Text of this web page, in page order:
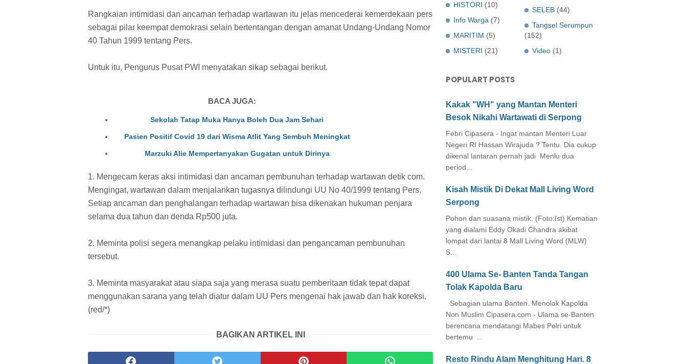
Rangkaian intimidasi dan ancaman terhadap wartawan itu jelas mencederai kemerdekaan pers
sebagai pilar keempat demokrasi selain bertentangan dengan amanat Undang-Undang Nomor
40 Tahun 1999 tentang Pers.
Untuk itu, Pengurus Pusat PWI menyatakan sikap sebagai berikut.
BACA JUGA:
Sekolah Tatap Muka Hanya Boleh Dua Jam Sehari
Pasien Positif Covid 19 dari Wisma Atlit Yang Sembuh Meningkat
Marzuki Alie Mempertanyakan Gugatan untuk Dirinya
1. Mengecam keras aksi intimidasi dan ancaman pembunuhan terhadap wartawan detik com.
Mengingat, wartawan dalam menjalankan tugasnya dilindungi UU No 40/1999 tentang Pers.
Setiap ancaman dan penghalangan terhadap wartawan bisa dikenakan hukuman penjara
selama dua tahun dan denda Rp500 juta.
2. Meminta polisi segera menangkap pelaku intimidasi dan pengancaman pembunuhan
tersebut.
3. Meminta masyarakat atau siapa saja yang merasa suatu pemberitaan tidak tepat dapat
menggunakan sarana yang telah diatur dalam UU Pers mengenai hak jawab dan hak koreksi.
(red/*)
BAGIKAN ARTIKEL INI
HISTORI (10)
Info Warga (7)
MARITIM (5)
MISTERI (21)
SELEB (44)
Tangsel Serumpun
(152)
Video (1)
POPULART POSTS
Kakak "WH" yang Mantan Menteri
Besok Nikahi Wartawati di Serpong
Febri Cipasera - Ingat mantan Menteri Luar
Negeri RI Hassan Wirajuda ? Tentu. Dia cukup
dikenal lantaran pernah jadi Menlu dua
period...
Kisah Mistik Di Dekat Mall Living Word
Serpong
Pohon dan suasana mistik. (Foto:Ist) Kematian
yang dialami Eddy Okadi Chandra akibat
lompat dari lantai 8 Mall Living Word (MLW)
S...
400 Ulama Se- Banten Tanda Tangan
Tolak Kapolda Baru
Sebagian ulama Banten. Menolak Kapolda
Non Muslim Cipasera.com - Ulama se-Banten
berencana mendatangi Mabes Polri untuk
bertemu ...
Resto Rindu Alam Menghitung Hari. 8